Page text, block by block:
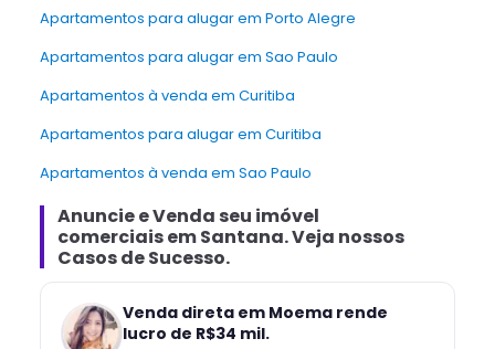
Apartamentos para alugar em Porto Alegre
Apartamentos para alugar em Sao Paulo
Apartamentos à venda em Curitiba
Apartamentos para alugar em Curitiba
Apartamentos à venda em Sao Paulo
Anuncie e Venda seu imóvel
comerciaisemSantana. Veja nossos
Casos de Sucesso.
Venda direta em Moema rende
lucro de R$34 mil.